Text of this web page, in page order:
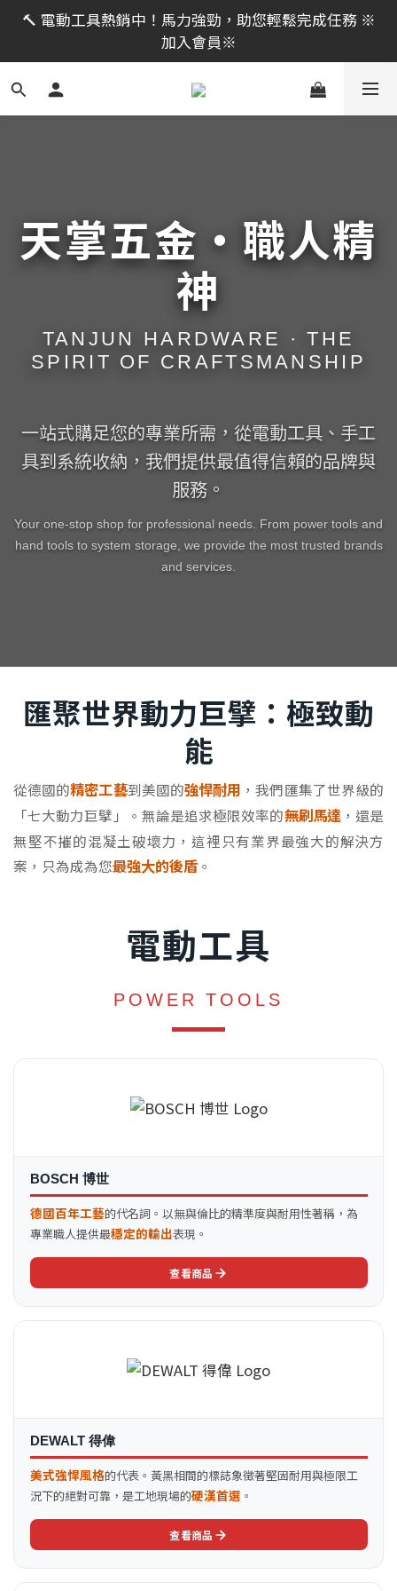
限時活動｜全館消費滿 NT$599 即享免運費，工具補貨
趁現在！立即逛活動商品
🔨 電動工具熱銷中！馬力強勁，助您輕鬆完成任務 ※
加入會員※
限時活動｜全館消費滿 NT$599 即享免運費，工具補貨
趁現在！立即逛活動商品
天掌五金・職人精
神
TANJUN HARDWARE · THE
SPIRIT OF CRAFTSMANSHIP
一站式購足您的專業所需，從電動工具、手工
具到系統收納，我們提供最值得信賴的品牌與
服務。
Your one-stop shop for professional needs. From power tools and
hand tools to system storage, we provide the most trusted brands
and services.
匯聚世界動力巨擘：極致動
能
從德國的精密工藝到美國的強悍耐用 ，我們匯集了世界級的
「七大動力巨擘」。無論是追求極限效率的無刷馬達，還是
無堅不摧的混凝土破壞力，這裡只有業界最強大的解決方
案，只為成為您最強大的後盾 。
電動工具
POWER TOOLS
BOSCH 博世
德國百年工藝的代名詞。以無與倫比的精準度與耐用性著稱，為
專業職人提供最穩定的輸出表現。
查看商品
DEWALT 得偉
美式強悍風格的代表。黃黑相間的標誌象徵著堅固耐用與極限工
況下的絕對可靠，是工地現場的硬漢首選 。
查看商品